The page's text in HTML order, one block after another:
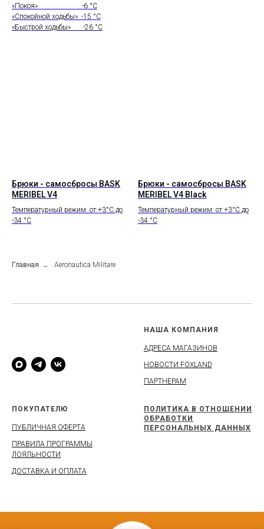
«Покоя» -6 °C
«Спокойной ходьбы» -15 °C
«Быстрой ходьбы» -26 °C
Брюки - самосбросы BASK
MERIBEL V4
Температурный режим: от +3°C до
-34 °C
Брюки - самосбросы BASK
MERIBEL V4 Black
Температурный режим: от +3°C до
-34 °C
Главная → Aeronautica Militare
НАША КОМПАНИЯ
АДРЕСА МАГАЗИНОВ
НОВОСТИ FOXLAND
ПАРТНЕРАМ
ПОКУПАТЕЛЮ
ПУБЛИЧНАЯ ОФЕРТА
ПРАВИЛА ПРОГРАММЫ
ЛОЯЛЬНОСТИ
ДОСТАВКА И ОПЛАТА
ПОЛИТИКА В ОТНОШЕНИИ
ОБРАБОТКИ
ПЕРСОНАЛЬНЫХ ДАННЫХ